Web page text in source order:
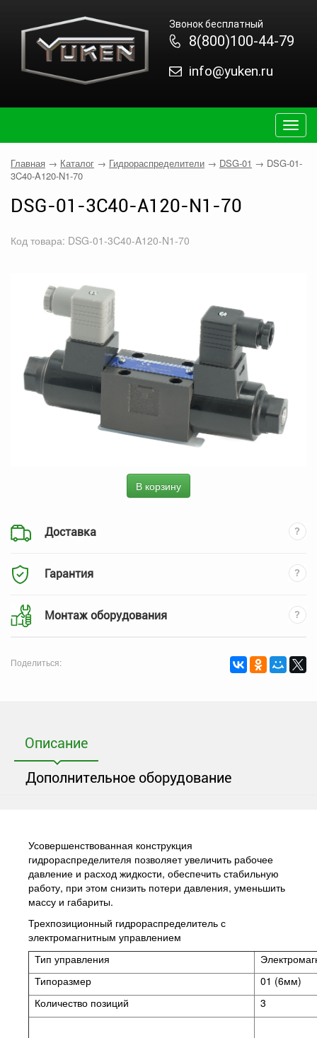
Звонок бесплатный
8(800)100-44-79
info@yuken.ru
Главная → Каталог → Гидрораспределители → DSG-01 → DSG-01-
3C40-A120-N1-70
DSG-01-3C40-A120-N1-70
Код товара: DSG-01-3C40-A120-N1-70
В корзину
Доставка
Гарантия
Монтаж оборудования
Поделиться:
Описание
Дополнительное оборудование
Усовершенствованная конструкция
гидрораспределителя позволяет увеличить рабочее
давление и расход жидкости, обеспечить стабильную
работу, при этом снизить потери давления, уменьшить
массу и габариты.
Трехпозиционный гидрораспределитель с
электромагнитным управлением
Тип управления
Типоразмер
01 (6мм)
Количество позиций
3